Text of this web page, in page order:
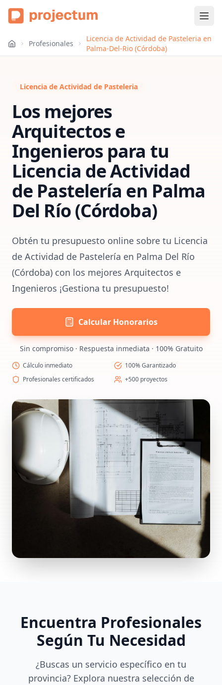
Profesionales
Licencia de Actividad de Pasteleria en
Palma-Del-Rio (Córdoba)
Licencia de Actividad de Pasteleria
Los mejores
Arquitectos e
Ingenieros para tu
Licencia de Actividad
de Pastelería en Palma
Del Río (Córdoba)
Obtén tu presupuesto online sobre tu Licencia
de Actividad de Pastelería en Palma Del Río
(Córdoba) con los mejores Arquitectos e
Ingenieros ¡Gestiona tu presupuesto!
Calcular Honorarios
Sin compromiso · Respuesta inmediata · 100% Gratuito
Cálculo inmediato
100% Garantizado
Profesionales certificados
+500 proyectos
Encuentra Profesionales
Según Tu Necesidad
¿Buscas un servicio específico en tu
provincia? Explora nuestra selección de